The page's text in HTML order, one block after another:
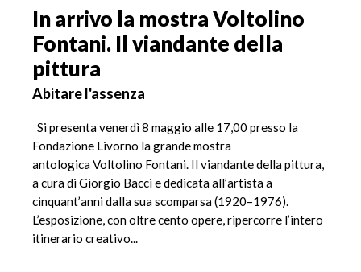
In arrivo la mostra Voltolino
Fontani. Il viandante della
pittura
Abitare l'assenza
Si presenta venerdì 8 maggio alle 17,00 presso la
Fondazione Livorno la grande mostra
antologica Voltolino Fontani. Il viandante della pittura,
a cura di Giorgio Bacci e dedicata all’artista a
cinquant’anni dalla sua scomparsa (1920–1976).
L’esposizione, con oltre cento opere, ripercorre l’intero
itinerario creativo...